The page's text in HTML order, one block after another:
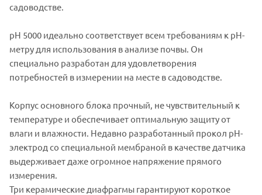
садоводстве.
pH 5000 идеально соответствует всем требованиям к рН-
метру для использования в анализе почвы. Он
специально разработан для удовлетворения
потребностей в измерении на месте в садоводстве.
Корпус основного блока прочный, не чувствительный к
температуре и обеспечивает оптимальную защиту от
влаги и влажности. Недавно разработанный прокол pH-
электрод со специальной мембраной в качестве датчика
выдерживает даже огромное напряжение прямого
измерения.
Три керамические диафрагмы гарантируют короткое